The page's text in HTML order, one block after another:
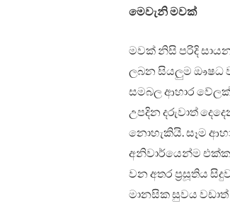
මෙවැනි මවක්
මවක් නිසි පරිදි
ලබන සියලුම ඖෂධ
සමබල ආහාර
උපදින දරුවාත්
නොහැකියි. සෑම
අනිවාර්යෙන්ම
වන අතර ප්‍රසූතිය
මානසික සුවය වඩාත්